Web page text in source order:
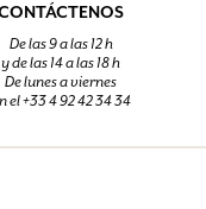
De las 9 a las 12 h
y de las 14 a las 18 h
De lunes a viernes
el +33 4 92 42 34 34